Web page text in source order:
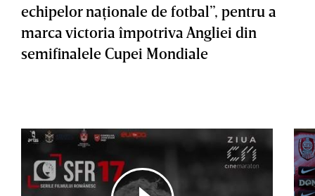
echipelor naţionale de fotbal”, pentru a
marca victoria împotriva Angliei din
semifinalele Cupei Mondiale